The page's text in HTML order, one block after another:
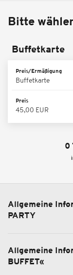
Bitte
Buffetkarte
Preis/Ermäßigung
Buffetkarte
Preis
45,00 EUR
0
Allgemeine
PARTY
Allgemeine
BUFFET«